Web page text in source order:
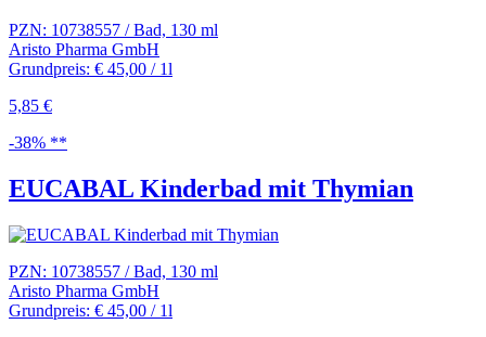
PZN: 10738557 / Bad, 130 ml
Aristo Pharma GmbH
Grundpreis: € 45,00 / 1l
5,85 €
-38% **
EUCABAL Kinderbad mit Thymian
PZN: 10738557 / Bad, 130 ml
Aristo Pharma GmbH
Grundpreis: € 45,00 / 1l